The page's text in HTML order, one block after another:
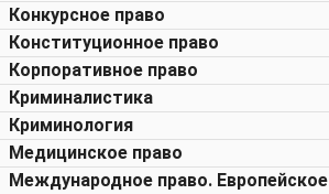
Конкурсное право
Конституционное право
Корпоративное право
Криминалистика
Криминология
Медицинское право
Международное право. Европейское